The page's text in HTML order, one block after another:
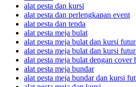
alat pesta dan kursi
alat pesta dan perlengkapan event
alat pesta dan tenda
alat pesta meja bulat
alat pesta meja bulat dan kursi
alat pesta meja bulat dan kursi
alat pesta meja bulat dengan cover
alat pesta meja bundar
alat pesta meja bundar dan kursi